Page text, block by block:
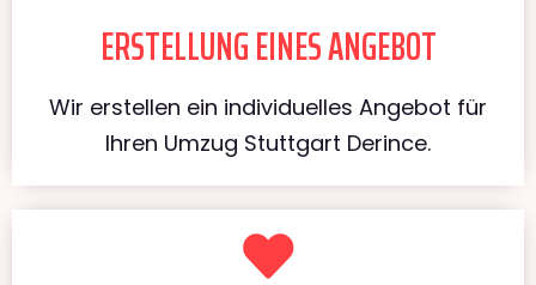
ERSTELLUNG EINES ANGEBOT
Wir erstellen ein individuelles Angebot für
Ihren Umzug Stuttgart Derince.